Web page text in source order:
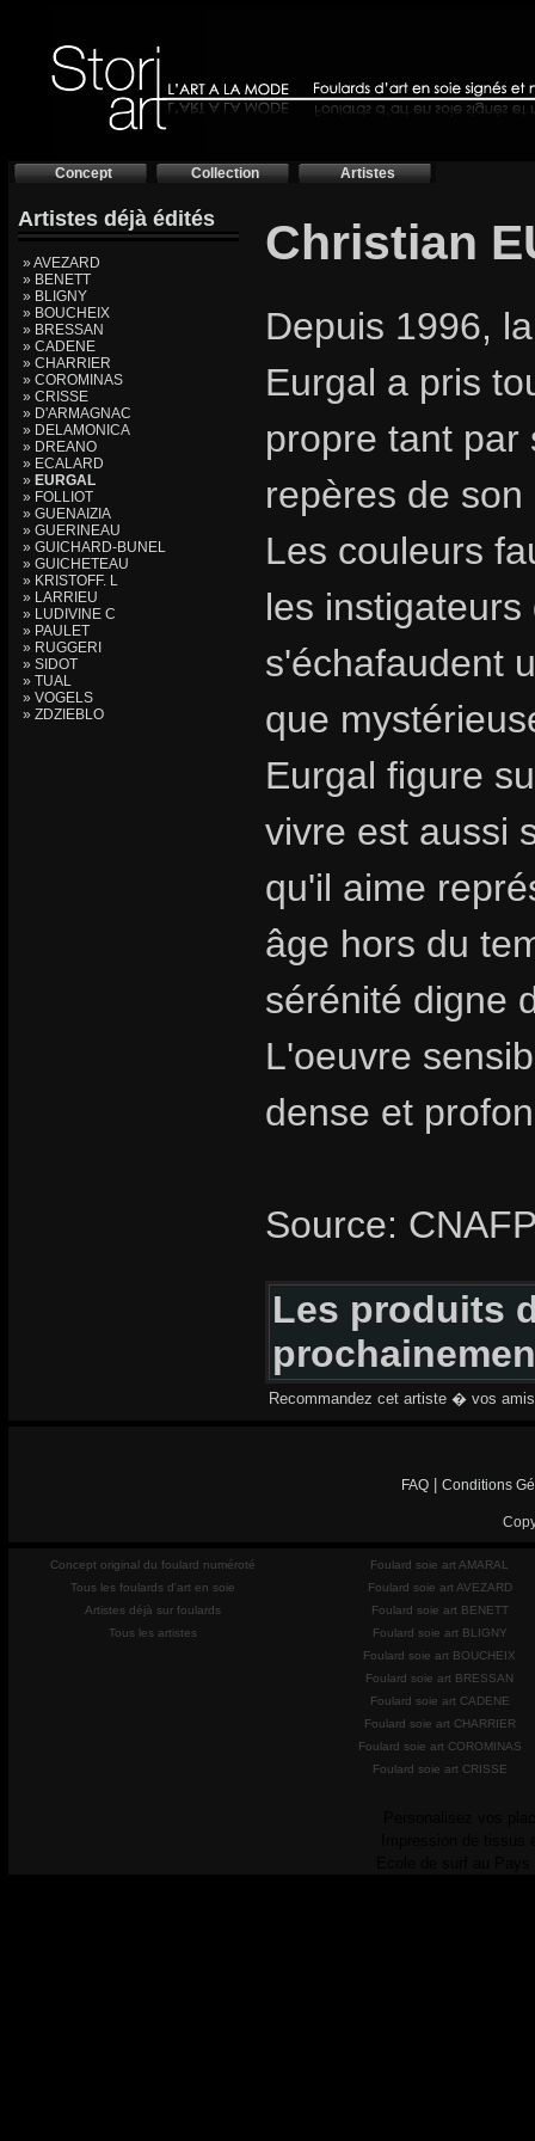
Concept Collection Artistes
Artistes déjà édités
» AVEZARD
» BENETT
» BLIGNY
» BOUCHEIX
» BRESSAN
» CADENE
» CHARRIER
» COROMINAS
» CRISSE
» D'ARMAGNAC
» DELAMONICA
» DREANO
» ECALARD
» EURGAL
» FOLLIOT
» GUENAIZIA
» GUERINEAU
» GUICHARD-BUNEL
» GUICHETEAU
» KRISTOFF. L
» LARRIEU
» LUDIVINE C
» PAULET
» RUGGERI
» SIDOT
» TUAL
» VOGELS
» ZDZIEBLO
Christian
Depuis 1996,
Eurgal a pris
propre tant par
repères de
Les couleurs
les
s'échafaudent
que
Eurgal figure
vivre est aussi
qu'il aime
âge hors du
sérénité digne
L'oeuvre
dense et
Source:
Les produits
Recommandez cet artiste � vos
FAQ Conditions
Concept original du foulard numéroté
Tous les foulards d'art en soie
Artistes déjà sur foulards
Tous les artistes
Foulard soie art AMARAL
Foulard soie art AVEZARD
Foulard soie art BENETT
Foulard soie art BLIGNY
Foulard soie art BOUCHEIX
Foulard soie art BRESSAN
Foulard soie art CADENE
Foulard soie art CHARRIER
Foulard soie art COROMINAS
Foulard soie art CRISSE